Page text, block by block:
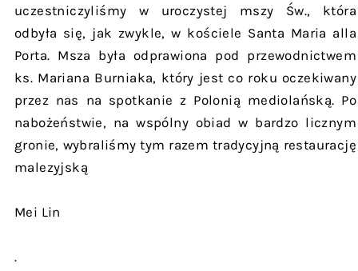
uczestniczyliśmy w uroczystej mszy Św., która
odbyła się, jak zwykle, w kościele Santa Maria alla
Porta. Msza była odprawiona pod przewodnictwem
ks. Mariana Burniaka, który jest co roku oczekiwany
przez nas na spotkanie z Polonią mediolańską. Po
nabożeństwie, na wspólny obiad w bardzo licznym
gronie, wybraliśmy tym razem tradycyjną restaurację
malezyjską
Mei Lin
.